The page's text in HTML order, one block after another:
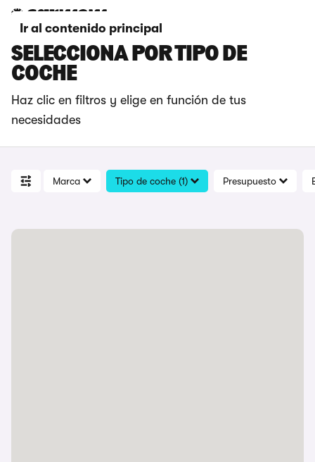
Ir al contenido principal
SELECCIONA POR TIPO DE
COCHE
Haz clic en filtros y elige en función de tus
necesidades
Marca Tipo de coche (1) Presupuesto